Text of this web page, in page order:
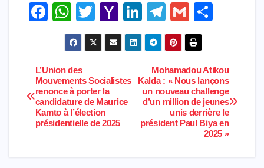
F
e
b
o
o
W
h
at
s
A
p
p
T
wi
tt
Y
a
h
o
M
ail
Li
n
k
e
dI
n
T
el
e
gr
a
m
G
m
ail
e
Navigation
de
l’article
Mohamadou Atikou
Kalda : « Nous lançons
un nouveau challenge
d’un million de jeunes
unis derrière le
président Paul Biya en
2025 »
L’Union des
Mouvements Socialistes
renonce à porter la
candidature de Maurice
Kamto à l’élection
présidentielle de 2025